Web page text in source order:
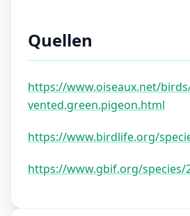
Quellen
https://www.oiseaux.net/
vented.green.pigeon.html
https://www.birdlife.org/
https://www.gbif.org/species/